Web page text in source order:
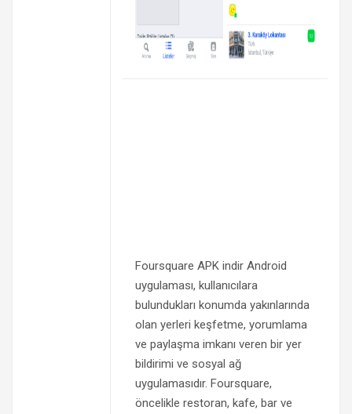
Foursquare APK indir Android
uygulaması, kullanıcılara
bulundukları konumda yakınlarında
olan yerleri keşfetme, yorumlama
ve paylaşma imkanı veren bir yer
bildirimi ve sosyal ağ
uygulamasıdır. Foursquare,
öncelikle restoran, kafe, bar ve